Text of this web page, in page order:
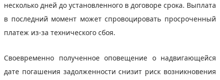
несколько дней до установленного в договоре срока. Выплата
в последний момент может спровоцировать просроченный
платеж из-за технического сбоя.
Своевременно полученное оповещение о надвигающейся
дате погашения задолженности снизит риск возникновения